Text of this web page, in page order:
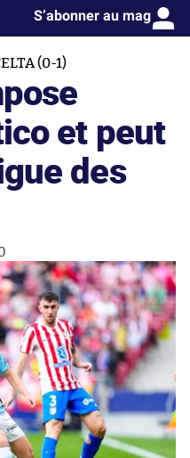
S’abonner au mag
(0-1)
et peut
des